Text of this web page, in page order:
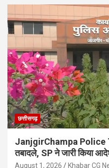
छत्तीसगढ़
JanjgirChampa Police
तबादले, SP ने जारी किया
August 1, 2026 Khabar CG